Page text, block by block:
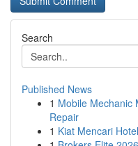
Search
Published News
1 Mobile Mechanic
Repair
1 Kiat Mencari